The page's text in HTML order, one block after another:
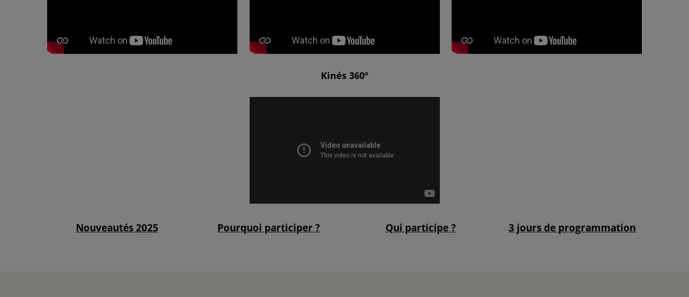
Kinés 360°
Nouveautés 2025 Pourquoi participer ? Qui participe ? 3 jours de programmation